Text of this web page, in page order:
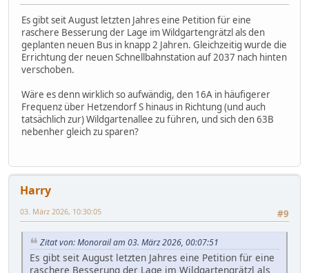
Es gibt seit August letzten Jahres eine Petition für eine
raschere Besserung der Lage im Wildgartengrätzl als den
geplanten neuen Bus in knapp 2 Jahren. Gleichzeitig wurde die
Errichtung der neuen Schnellbahnstation auf 2037 nach hinten
verschoben.
Wäre es denn wirklich so aufwändig, den 16A in häufigerer
Frequenz über Hetzendorf S hinaus in Richtung (und auch
tatsächlich zur) Wildgartenallee zu führen, und sich den 63B
nebenher gleich zu sparen?
Harry
#9
03. März 2026, 10:30:05
Zitat von: Monorail am 03. März 2026, 00:07:51
Es gibt seit August letzten Jahres eine Petition für eine
raschere Besserung der Lage im Wildgartengrätzl als